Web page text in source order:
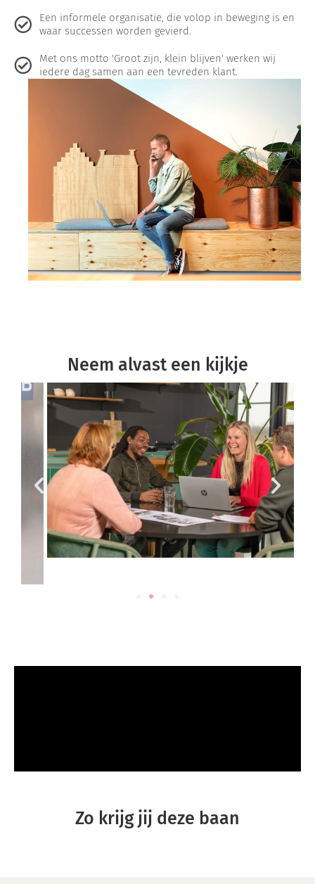
Een informele organisatie, die volop in beweging is en
waar successen worden gevierd.
Met ons motto 'Groot zijn, klein blijven' werken wij
iedere dag samen aan een tevreden klant.
Neem alvast een kijkje
Zo krijg jij deze baan